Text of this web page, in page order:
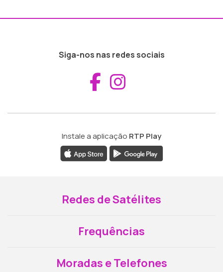
Siga-nos nas redes sociais
Aceder ao
Instale a aplicação RTP Play
Redes de Satélites
Frequências
Moradas e Telefones